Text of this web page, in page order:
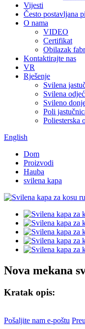
Vijesti
Često postavljana
O nama
VIDEO
Certifikat
Obilazak
Kontaktirajte nas
VR
Rješenje
Svilena
Svilena
Svileno
Poli
Poliesterska
English
Dom
Proizvodi
Hauba
svilena kapa
Nova mekana
Kratak opis:
Pošaljite nam e-poštu